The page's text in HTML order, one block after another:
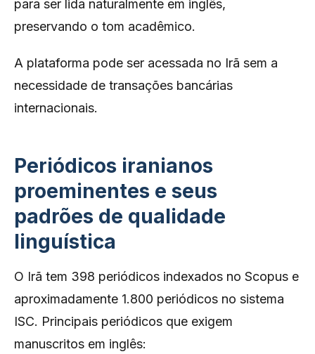
para ser lida naturalmente em inglês,
preservando o tom acadêmico.
A plataforma pode ser acessada no Irã sem a
necessidade de transações bancárias
internacionais.
Periódicos iranianos
proeminentes e seus
padrões de qualidade
linguística
O Irã tem 398 periódicos indexados no Scopus e
aproximadamente 1.800 periódicos no sistema
ISC. Principais periódicos que exigem
manuscritos em inglês: